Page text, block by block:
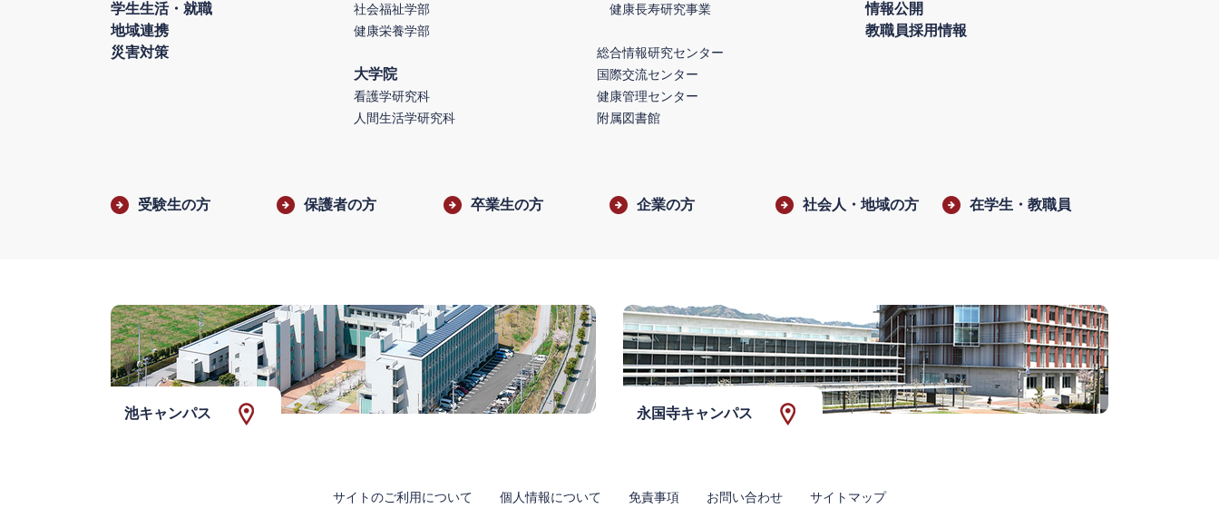
学生生活・就職
地域連携
災害対策
社会福祉学部
健康栄養学部
大学院
看護学研究科
人間生活学研究科
健康長寿研究事業
総合情報研究センター
国際交流センター
健康管理センター
附属図書館
情報公開
教職員採用情報
受験生の方 保護者の方 卒業生の方 企業の方 社会人・地域の方 在学生・教職員
池キャンパス 永国寺キャンパス
サイトのご利用について 個人情報について 免責事項 お問い合わせ サイトマップ